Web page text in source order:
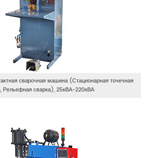
сварочная машина (Стационарная точечная
Рельефная сварка), 25кВА-220кВА